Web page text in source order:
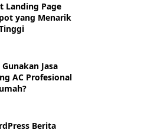
Landing Page
yang Menarik
Jasa
AC Profesional
Berita